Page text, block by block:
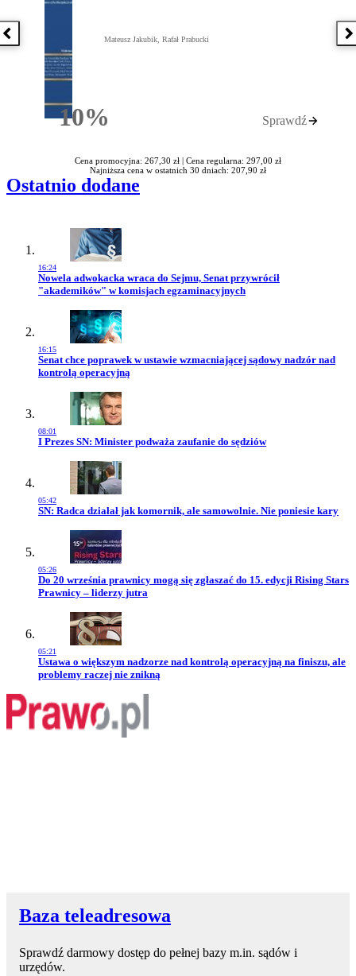
Poprzednia książka
10%Rabatu
Mateusz Jakubik, Rafał Prabucki
Sprawdź
Cena promocyjna: 267,30 zł | Cena regularna: 297,00 zł
Najniższa cena w ostatnich 30 dniach: 207,90 zł
Ostatnio dodane
16:24
Przejdź do artykułu:
Nowela adwokacka wraca do Sejmu, Senat przywrócił
"akademików" w komisjach egzaminacyjnych
16:15
Przejdź do artykułu:
Senat chce poprawek w ustawie wzmacniającej sądowy nadzór nad
kontrolą operacyjną
08:01
Przejdź do artykułu:
I Prezes SN: Minister podważa zaufanie do sędziów
05:42
Przejdź do artykułu:
SN: Radca działał jak komornik, ale samowolnie. Nie poniesie kary
05:26
Przejdź do artykułu:
Do 20 września prawnicy mogą się zgłaszać do 15. edycji Rising Stars
Prawnicy – liderzy jutra
05:21
Przejdź do artykułu:
Ustawa o większym nadzorze nad kontrolą operacyjną na finiszu, ale
problemy raczej nie znikną
Baza teleadresowa
Sprawdź darmowy dostęp do pełnej bazy m.in. sądów i
urzędów.